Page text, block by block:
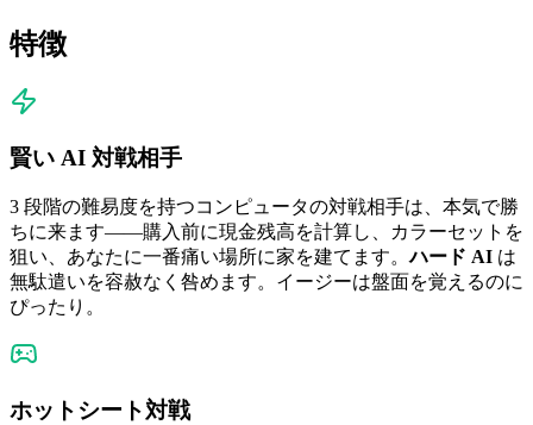
特徴
賢い AI 対戦相手
3 段階の難易度を持つコンピュータの対戦相手は、本気で勝
ちに来ます——購入前に現金残高を計算し、カラーセットを
狙い、あなたに一番痛い場所に家を建てます。ハード AI は
無駄遣いを容赦なく咎めます。イージーは盤面を覚えるのに
ぴったり。
ホットシート対戦